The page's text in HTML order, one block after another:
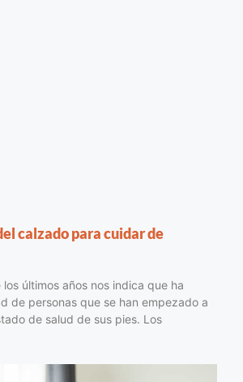
calzado para cuidar de
últimos años nos indica que ha
de personas que se han empezado a
de salud de sus pies. Los